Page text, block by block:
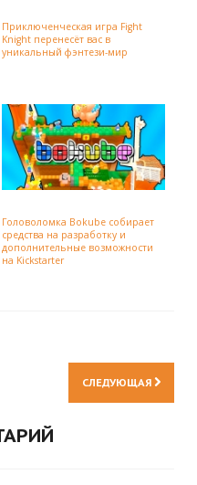
Приключенческая игра Fight
Knight перенесёт вас в
уникальный фэнтези-мир
Головоломка Bokube собирает
средства на разработку и
дополнительные возможности
на Kickstarter
СЛЕДУЮЩАЯ